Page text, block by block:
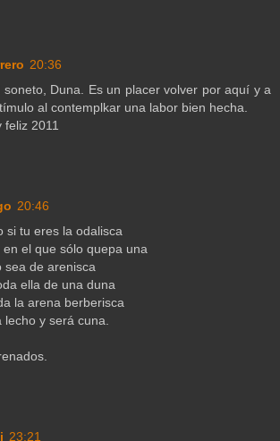
20:36
soneto, Duna. Es un placer volver por aquí y a
al contemplkar una labor bien hecha.
feliz 2011
20:46
si tu eres la odalisca
el que sólo quepa una
sea de arenisca
ella de una duna
la arena berberisca
lecho y será cuna.
23:21